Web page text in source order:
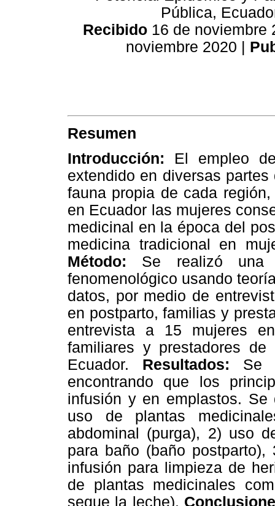
Pública,
Recibido 16 de noviembre
noviembre 2020 |
Resumen
Introducción: El empleo
extendido en diversas
fauna propia de cada
en Ecuador las mujeres
medicinal en la época del
medicina tradicional en
Método: Se realizó una
fenomenológico usando
datos, por medio de
en postparto, familias y
entrevista a 15 mujeres
familiares y prestadores
Ecuador. Resultados: Se
encontrando que los
infusión y en emplastos.
uso de plantas
abdominal (purga), 2) uso
para baño (baño
infusión para limpieza de
de plantas medicinales
seque la leche).